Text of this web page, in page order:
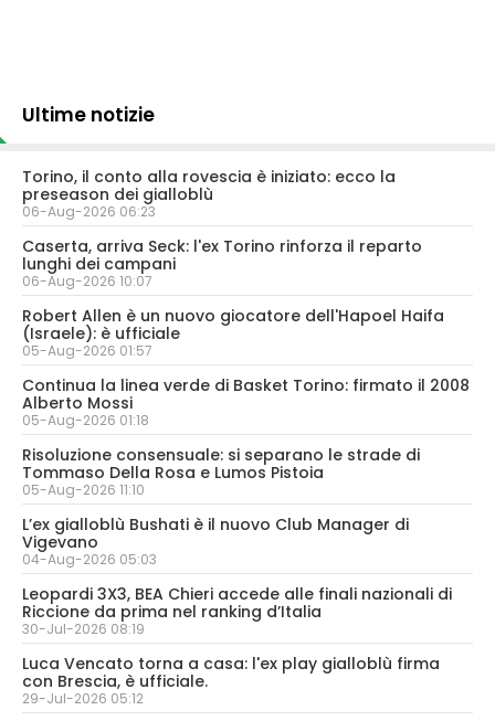
Ultime notizie
Torino, il conto alla rovescia è iniziato: ecco la
preseason dei gialloblù
06-Aug-2026 06:23
Caserta, arriva Seck: l'ex Torino rinforza il reparto
lunghi dei campani
06-Aug-2026 10:07
Robert Allen è un nuovo giocatore dell'Hapoel Haifa
(Israele): è ufficiale
05-Aug-2026 01:57
Continua la linea verde di Basket Torino: firmato il 2008
Alberto Mossi
05-Aug-2026 01:18
Risoluzione consensuale: si separano le strade di
Tommaso Della Rosa e Lumos Pistoia
05-Aug-2026 11:10
L’ex gialloblù Bushati è il nuovo Club Manager di
Vigevano
04-Aug-2026 05:03
Leopardi 3X3, BEA Chieri accede alle finali nazionali di
Riccione da prima nel ranking d’Italia
30-Jul-2026 08:19
Luca Vencato torna a casa: l'ex play gialloblù firma
con Brescia, è ufficiale.
29-Jul-2026 05:12